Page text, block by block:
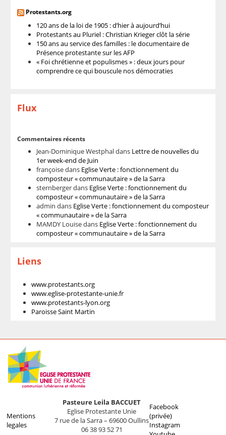
Protestants.org
120 ans de la loi de 1905 : d’hier à aujourd’hui
Protestants au Pluriel : Christian Krieger clôt la série
150 ans au service des familles : le documentaire de
Présence protestante sur les AFP
« Foi chrétienne et populismes » : deux jours pour
comprendre ce qui bouscule nos démocraties
Flux
Commentaires récents
Jean-Dominique Westphaldans Lettre de nouvelles du
1er week-end de Juin
françoisedans Eglise Verte : fonctionnement du
composteur « communautaire » de la Sarra
sternbergerdans Eglise Verte : fonctionnement du
composteur « communautaire » de la Sarra
admin dans Eglise Verte : fonctionnement du composteur
« communautaire » de la Sarra
MAMDY Louisedans Eglise Verte : fonctionnement du
composteur « communautaire » de la Sarra
Liens
www.protestants.org
www.eglise-protestante-unie.fr
www.protestants-lyon.org
Paroisse Saint Martin
Mentions
legales
Pasteure Leila BACCUET
Eglise Protestante Unie
7 rue de la Sarra – 69600 Oullins
06 38 93 52 71
Facebook
(privée)
Instagram